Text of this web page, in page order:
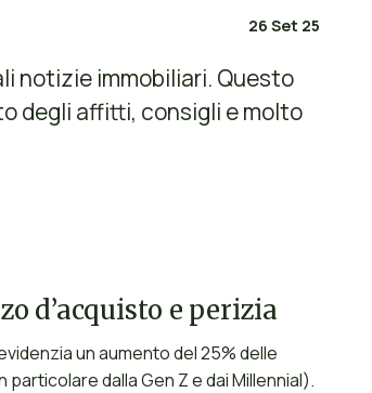
26 Set 25
notizie immobiliari. Questo
degli affitti, consigli e molto
d’acquisto e perizia
un aumento del 25% delle
dalla Gen Z e dai Millennial).